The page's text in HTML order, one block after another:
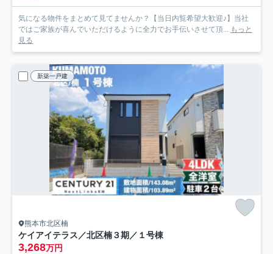
気になる物件をまとめて見てませんか？【当日内覧希望大歓迎♪】当社
ではご家族が喜んでいただけるように全力でお手伝いさせて頂...
もっと
見る
新築一戸建
熊本市北区楠
ケイアイテラス／北区楠３期／１号棟
3,268万円